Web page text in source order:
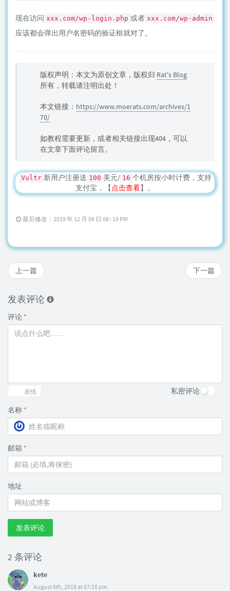
现在访问 xxx.com/wp-login.php 或者 xxx.com/wp-admin
应该都会弹出用户名密码的验证框就对了。
版权声明：本文为原创文章，版权归 Rat's Blog
所有，转载请注明出处！
本文链接： https://www.moerats.com/archives/1
70/
如教程需要更新，或者相关链接出现404，可以
在文章下面评论留言。
Vultr 新用户注册送 100 美元/ 16 个机房按小时计费，支持
支付宝，【点击查看】。
最后修改：2019 年 12 月 08 日 08 : 19 PM
下一篇
上一篇
发表评论
评论 *
表情 私密评论
名称 *
邮箱 *
地址
发表评论
2 条评论
kete
August 6th, 2018 at 07:18 pm